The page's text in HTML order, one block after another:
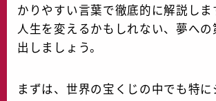
かりやすい言葉で徹底的に解説しま
人生を変えるかもしれない、夢への
出しましょう。
まずは、世界の宝くじの中でも特に